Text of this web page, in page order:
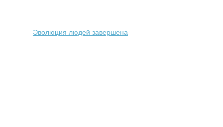
Эволюция людей завершена